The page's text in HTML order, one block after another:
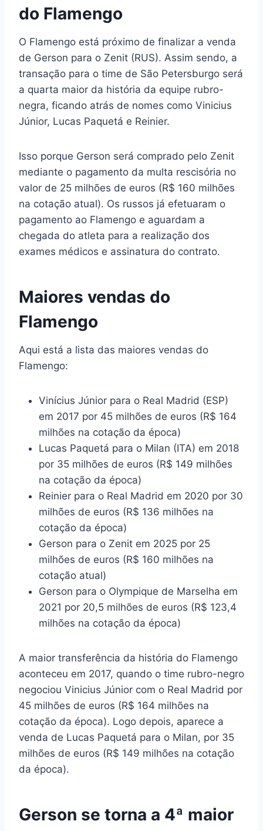
do Flamengo
O Flamengo está próximo de finalizar a venda
de Gerson para o Zenit (RUS). Assim sendo, a
transação para o time de São Petersburgo será
a quarta maior da história da equipe rubro-
negra, ficando atrás de nomes como Vinicius
Júnior, Lucas Paquetá e Reinier.
Isso porque Gerson será comprado pelo Zenit
mediante o pagamento da multa rescisória no
valor de 25 milhões de euros (R$ 160 milhões
na cotação atual). Os russos já efetuaram o
pagamento ao Flamengo e aguardam a
chegada do atleta para a realização dos
exames médicos e assinatura do contrato.
Maiores vendas do
Flamengo
Aqui está a lista das maiores vendas do
Flamengo:
Vinícius Júnior para o Real Madrid (ESP)
em 2017 por 45 milhões de euros (R$ 164
milhões na cotação da época)
Lucas Paquetá para o Milan (ITA) em 2018
por 35 milhões de euros (R$ 149 milhões
na cotação da época)
Reinier para o Real Madrid em 2020 por 30
milhões de euros (R$ 136 milhões na
cotação da época)
Gerson para o Zenit em 2025 por 25
milhões de euros (R$ 160 milhões na
cotação atual)
Gerson para o Olympique de Marselha em
2021 por 20,5 milhões de euros (R$ 123,4
milhões na cotação da época)
A maior transferência da história do Flamengo
aconteceu em 2017, quando o time rubro-negro
negociou Vinicius Júnior com o Real Madrid por
45 milhões de euros (R$ 164 milhões na
cotação da época). Logo depois, aparece a
venda de Lucas Paquetá para o Milan, por 35
milhões de euros (R$ 149 milhões na cotação
da época).
Gerson se torna a 4ª maior